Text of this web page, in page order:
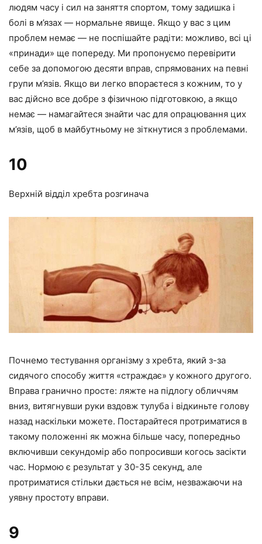
людям часу і сил на заняття спортом, тому задишка і
болі в м’язах — нормальне явище. Якщо у вас з цим
проблем немає — не поспішайте радіти: можливо, всі ці
«принади» ще попереду. Ми пропонуємо перевірити
себе за допомогою десяти вправ, спрямованих на певні
групи м’язів. Якщо ви легко впораєтеся з кожним, то у
вас дійсно все добре з фізичною підготовкою, а якщо
немає — намагайтеся знайти час для опрацювання цих
м’язів, щоб в майбутньому не зіткнутися з проблемами.
10
Верхній відділ хребта розгинача
Почнемо тестування організму з хребта, який з-за
сидячого способу життя «страждає» у кожного другого.
Вправа гранично просте: ляжте на підлогу обличчям
вниз, витягнувши руки вздовж тулуба і відкиньте голову
назад наскільки можете. Постарайтеся протриматися в
такому положенні як можна більше часу, попередньо
включивши секундомір або попросивши когось засікти
час. Нормою є результат у 30-35 секунд, але
протриматися стільки дається не всім, незважаючи на
уявну простоту вправи.
9